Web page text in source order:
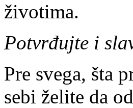
životima.
Potvrđujte i
Pre svega, šta
sebi želite da